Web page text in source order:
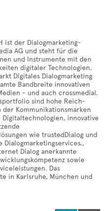
ist der Dialogmarketing-
AG und steht für die
und Instrumente mit den
digitaler Technologien.
Digitales Dialogmarketing
Bandbreite innovativen
- und auch crossmedial.
sind hohe Reich-
Kommunikationsmarken
Digitaltechnologien, innovative
wie trustedDialog und
Dialogmarketingservices.,
Dialog anerkannte
sowie
Das
in Karlsruhe, München und